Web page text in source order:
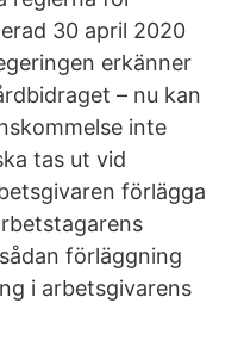
30 april 2020
erkänner
– nu kan
inte
tas ut vid
förlägga
förläggning
i arbetsgivarens